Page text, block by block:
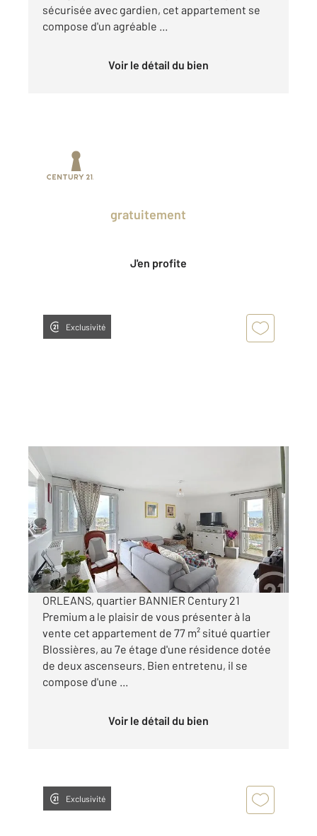
sécurisée avec gardien, cet appartement se
compose d'un agréable ...
Voir le détail du bien
gratuitement
J'en profite
Exclusivité
76 m2, 4 pièces
Ref : 6285
Appartement T4 à vendre
119 900 €
Visiter le site dédié
ORLEANS, quartier BANNIER Century 21
Premium a le plaisir de vous présenter à la
vente cet appartement de 77 m² situé quartier
Blossières, au 7e étage d'une résidence dotée
de deux ascenseurs. Bien entretenu, il se
compose d'une ...
Voir le détail du bien
Exclusivité